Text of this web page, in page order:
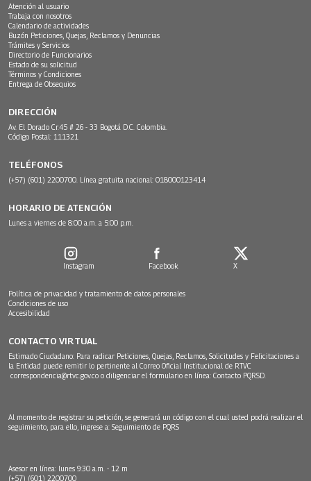
Atención al usuario
Trabaja con nosotros
Calendario de actividades
Buzón Peticiones, Quejas, Reclamos y Denuncias
Trámites y Servicios
Directorio de Funcionarios
Estado de su solicitud
Términos y Condiciones
Entrega de Obsequios
DIRECCIÓN
Av. El Dorado Cr.45 # 26 - 33 Bogotá D.C. Colombia.
Código Postal: 111321
TELÉFONOS
(+57) (601) 2200700. Línea gratuita nacional: 018000123414
HORARIO DE ATENCIÓN
Lunes a viernes de 8:00 a.m. a 5:00 p.m.
Instagram Facebook X
Política de privacidad y tratamiento de datos personales
Condiciones de uso
Accesibilidad
CONTACTO VIRTUAL
Estimado Ciudadano: Para radicar Peticiones, Quejas, Reclamos, Solicitudes y Felicitaciones a
la Entidad puede remitir lo pertinente al Correo Oficial Institucional de RTVC
correspondencia@rtvc.gov.co o diligenciar el formulario en línea: Contacto PQRSD.
Al momento de registrar su petición, se generará un código con el cual usted podrá realizar el
seguimiento, para ello, ingrese a: Seguimiento de PQRS
Asesor en línea: lunes 9:30 a.m. - 12 m
(+57) (601) 2200700